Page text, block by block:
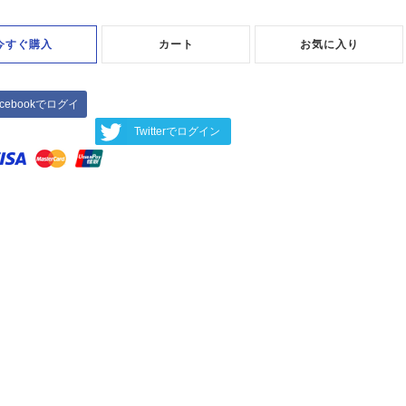
すぐ購入 カート お気に入り
でログイ
Twitterでログイン